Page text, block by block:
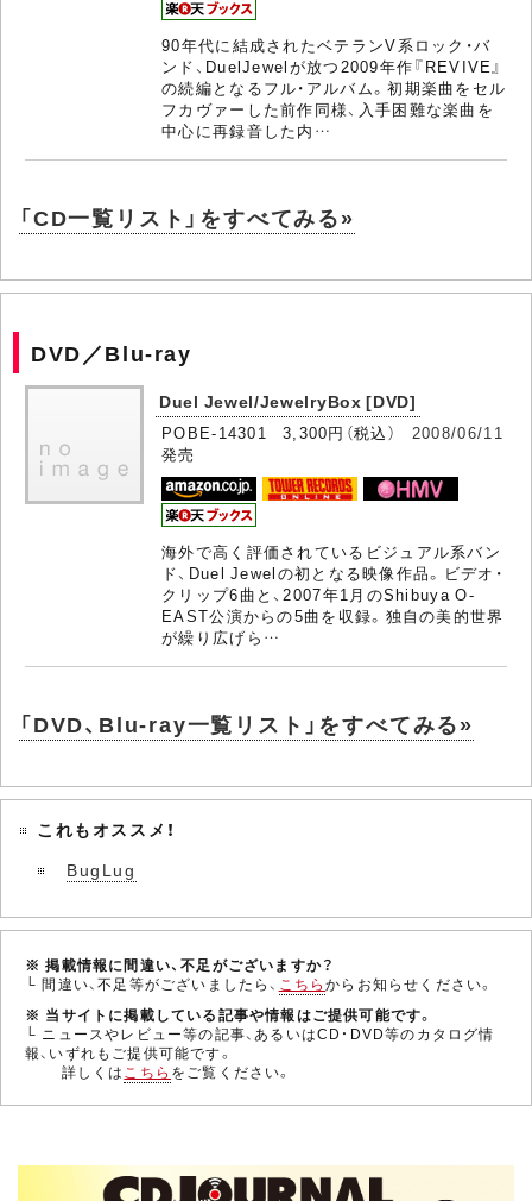
90年代に結成されたベテランV系ロック・バ
ンド、DuelJewelが放つ2009年作『REVIVE』
の続編となるフル・アルバム。初期楽曲をセル
フカヴァーした前作同様、入手困難な楽曲を
中心に再録音した内…
「CD一覧リスト」をすべてみる»
DVD／Blu-ray
Duel Jewel/JewelryBox [DVD]
POBE-14301 3,300円（税込） 2008/06/11
発売
海外で高く評価されているビジュアル系バン
ド、Duel Jewelの初となる映像作品。ビデオ・
クリップ6曲と、2007年1月のShibuya O-
EAST公演からの5曲を収録。独自の美的世界
が繰り広げら…
「DVD、Blu-ray一覧リスト」をすべてみる»
これもオススメ！
BugLug
※ 掲載情報に間違い、不足がございますか？
└ 間違い、不足等がございましたら、 こちらからお知らせください。
※ 当サイトに掲載している記事や情報はご提供可能です。
└ ニュースやレビュー等の記事、あるいはCD・DVD等のカタログ情
報、いずれもご提供可能です。
詳しくはこちら をご覧ください。